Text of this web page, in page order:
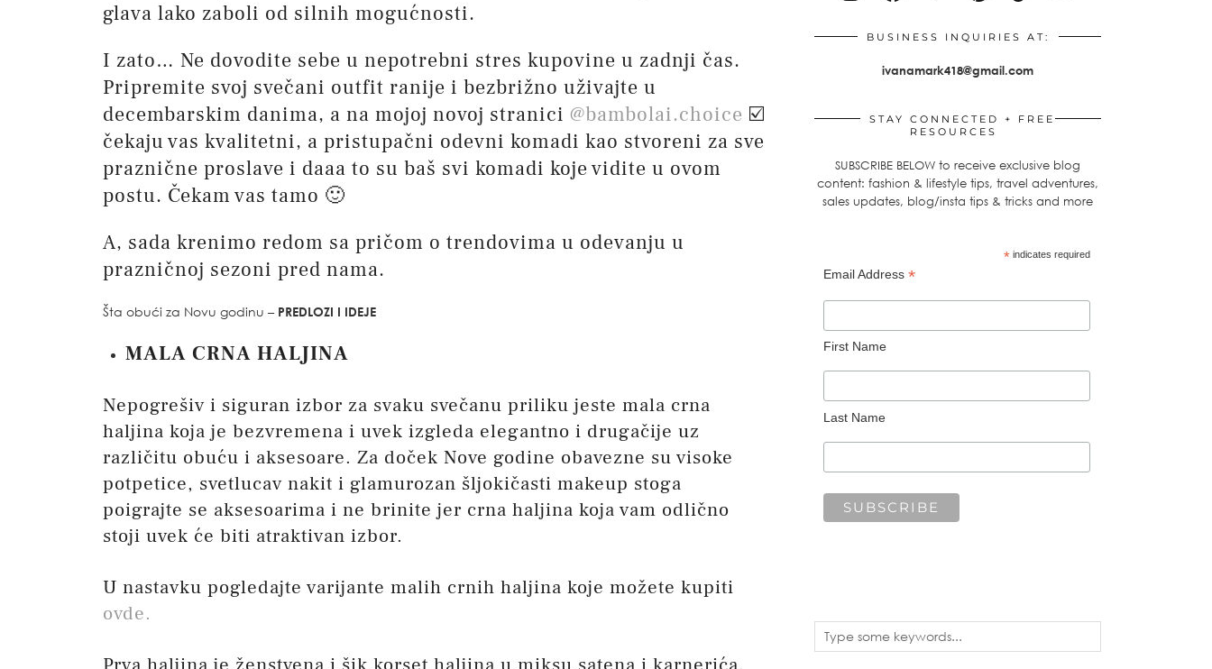
glava lako zaboli od silnih mogućnosti.
I zato… Ne dovodite sebe u nepotrebni stres kupovine u zadnji čas.
Pripremite svoj svečani outfit ranije i bezbrižno uživajte u
decembarskim danima, a na mojoj novoj stranici @bambolai.choice ☑️
čekaju vas kvalitetni, a pristupačni odevni komadi kao stvoreni za sve
praznične proslave i daaa to su baš svi komadi koje vidite u ovom
postu. Čekam vas tamo 🙂
A, sada krenimo redom sa pričom o trendovima u odevanju u
prazničnoj sezoni pred nama.
Šta obući za Novu godinu – PREDLOZI I IDEJE
MALA CRNA HALJINA
Nepogrešiv i siguran izbor za svaku svečanu priliku jeste mala crna
haljina koja je bezvremena i uvek izgleda elegantno i drugačije uz
različitu obuću i aksesoare. Za doček Nove godine obavezne su visoke
potpetice, svetlucav nakit i glamurozan šljokičasti makeup stoga
poigrajte se aksesoarima i ne brinite jer crna haljina koja vam odlično
stoji uvek će biti atraktivan izbor.
U nastavku pogledajte varijante malih crnih haljina koje možete kupiti
ovde.
BUSINESS INQUIRIES AT:
ivanamark418@gmail.com
STAY CONNECTED + FREE
RESOURCES
SUBSCRIBE BELOW to receive exclusive blog
content: fashion & lifestyle tips, travel adventures,
sales updates, blog/insta tips & tricks and more
*indicates required
Email Address *
First Name
Last Name